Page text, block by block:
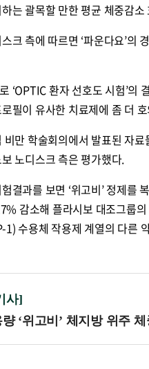
는 괄목할 만한 평균 체중감
크 측에 따르면 ‘파운다요’의
‘OPTIC 환자 선호도 시험’의
필이 유사한 치료제에 좀 더
비만 학술회의에서 발표된 자
노디스크 측은 평가했다.
결과를 보면 ‘위고비’ 정제
감소해 플라시보 대조그룹
1) 수용체 작용제 계열의 다른
사]
‘위고비’ 체지방 위주